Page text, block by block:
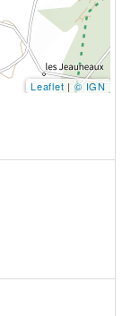
Leaflet | © IGN